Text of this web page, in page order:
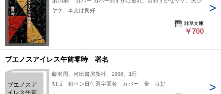
ヤケ、本文は良好
雑草文庫
￥700
ブエノスアイレス午前零時 署名
ブエノスア
イレス午前
藤沢周、河出書房新社、1998、1冊
初版 銀ペン日付題字署名 カバー 帯 良好